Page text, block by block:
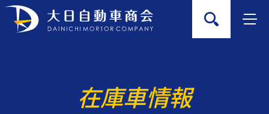
Skip
content
在庫車情報